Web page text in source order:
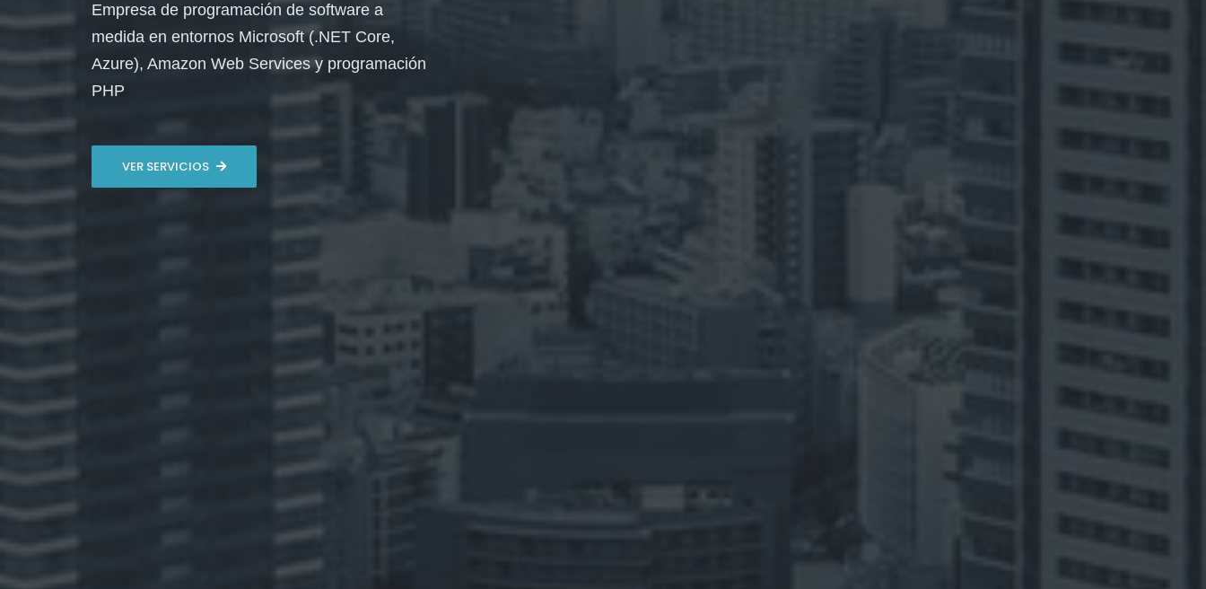
Empresa de programación de software a
medida en entornos Microsoft (.NET Core,
Azure), Amazon Web Services y programación
PHP
VER SERVICIOS